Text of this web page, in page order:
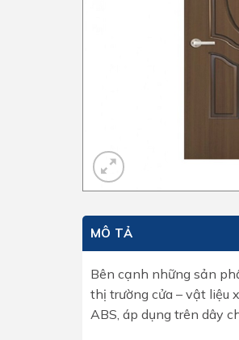
MÔ TẢ
Bên cạnh những sản
thị trường cửa – vật liệu
ABS, áp dụng trên dây